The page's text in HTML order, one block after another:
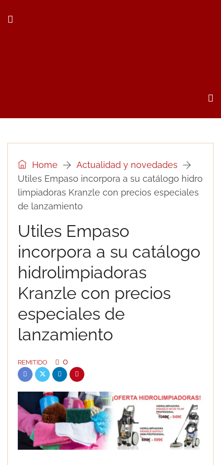
Home
Actualidad y novedades
Utiles Empaso incorpora a su catálogo hidro
limpiadoras Kranzle con precios especiales
de lanzamiento
Utiles Empaso
incorpora a su catálogo
hidrolimpiadoras
Kranzle con precios
especiales de
lanzamiento
REMITIDO 0